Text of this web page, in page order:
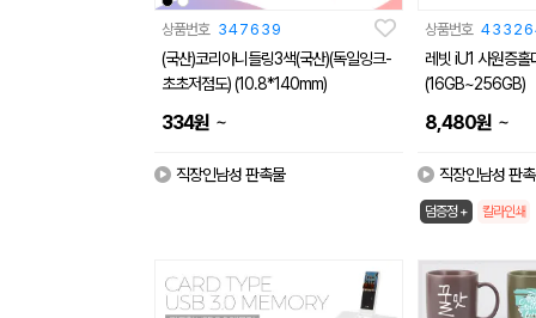
상품번호 347639
(국산)코리아니들링3색(국산)(독일잉크-
초초저점도) (10.8*140mm)
334원 ~
직장인남성 판촉물
상품번호
레빗 iU1 사원증
(16GB~256GB)
8,480원 ~
직장인남성 판
덤증정 + 칼라인쇄